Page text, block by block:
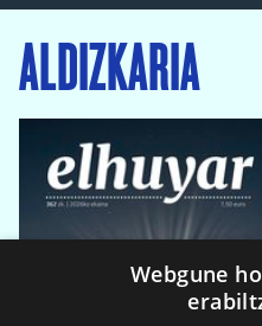
ALDIZKARIA
Webgune